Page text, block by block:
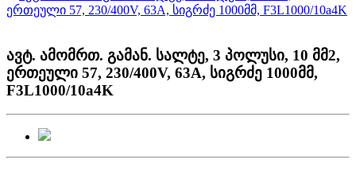
ავტ. ამომრთ. გამან. სალტე, 3 პოლუსი, 10 მმ2,
ერთეული 57, 230/400V, 63A, სიგრძე 1000მმ,
F3L1000/10a4K